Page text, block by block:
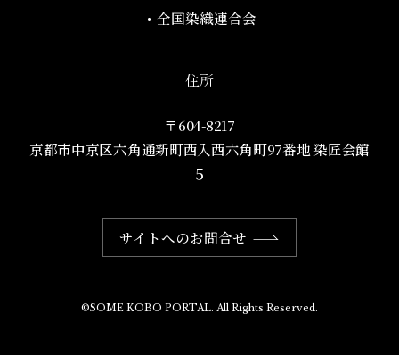
・全国染織連合会
住所
〒604-8217
京都市中京区六角通新町西入西六角町97番地​ 染匠会館
５
サイトへのお問合せ
©SOME KOBO PORTAL. All Rights Reserved.